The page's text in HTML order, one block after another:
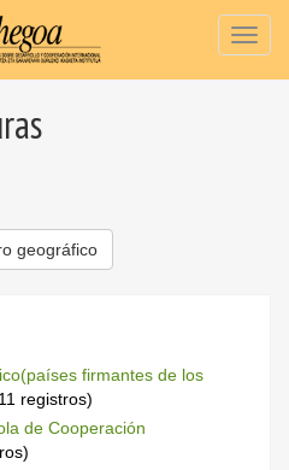
geográfico
firmantes de los
registros)
de Cooperación